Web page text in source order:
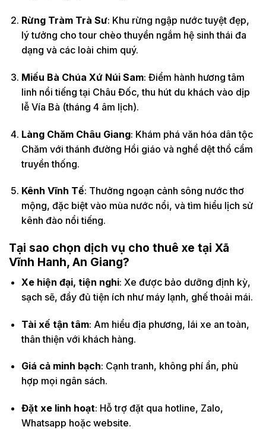
Rừng Tràm Trà Sư: Khu rừng ngập nước tuyệt đẹp,
lý tưởng cho tour chèo thuyền ngắm hệ sinh thái đa
dạng và các loài chim quý.
Miếu Bà Chúa Xứ Núi Sam: Điểm hành hương tâm
linh nổi tiếng tại Châu Đốc, thu hút du khách vào dịp
lễ Vía Bà (tháng 4 âm lịch).
Làng Chăm Châu Giang: Khám phá văn hóa dân tộc
Chăm với thánh đường Hồi giáo và nghề dệt thổ cẩm
truyền thống.
Kênh Vĩnh Tế: Thưởng ngoạn cảnh sông nước thơ
mộng, đặc biệt vào mùa nước nổi, và tìm hiểu lịch sử
kênh đào nổi tiếng.
Tại sao chọn dịch vụ cho thuê xe tại Xã
Vĩnh Hanh, An Giang?
Xe hiện đại, tiện nghi: Xe được bảo dưỡng định kỳ,
sạch sẽ, đầy đủ tiện ích như máy lạnh, ghế thoải mái.
Tài xế tận tâm: Am hiểu địa phương, lái xe an toàn,
thân thiện với khách hàng.
Giá cả minh bạch: Cạnh tranh, không phí ẩn, phù
hợp mọi ngân sách.
Đặt xe linh hoạt: Hỗ trợ đặt qua hotline, Zalo,
Whatsapp hoặc website.